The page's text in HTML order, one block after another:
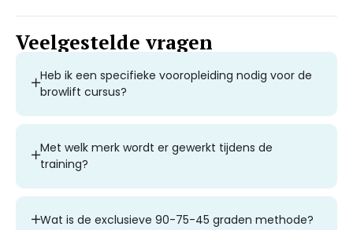
Veelgestelde vragen
Heb ik een specifieke vooropleiding nodig voor de
browlift cursus?
Met welk merk wordt er gewerkt tijdens de
training?
Wat is de exclusieve 90-75-45 graden methode?